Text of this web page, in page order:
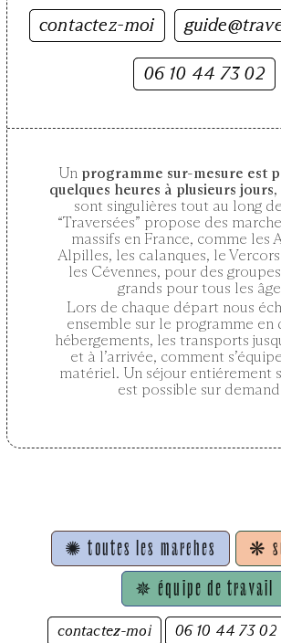
contactez-moi
06 10 44 73 02
Un programme sur-mesure est
quelques heures à plusieurs jours,
sont singulières tout au long
“Traversées” propose des
massifs en France, comme les
Alpilles, les calanques, le
les Cévennes, pour des
grands pour tous les
Lors de chaque départ nous
ensemble sur le programme en
hébergements, les transports
et à l’arrivée, comment
matériel. Un séjour entiérement
est possible sur
✺ toutes les marches ❋
✵ équipe de travail
contactez-moi 06 10 44 73 02